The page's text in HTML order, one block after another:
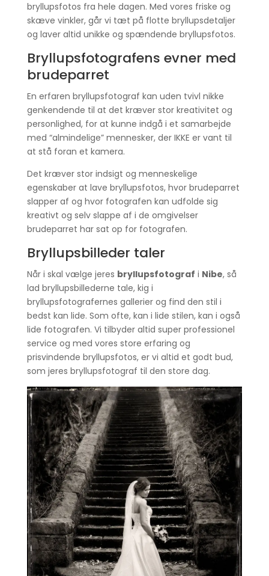
bryllupsfotos fra hele dagen. Med vores friske og
skæve vinkler, går vi tæt på flotte bryllupsdetaljer
og laver altid unikke og spændende bryllupsfotos.
Bryllupsfotografens evner med
brudeparret
En erfaren bryllupsfotograf kan uden tvivl nikke
genkendende til at det kræver stor kreativitet og
personlighed, for at kunne indgå i et samarbejde
med “almindelige” mennesker, der IKKE er vant til
at stå foran et kamera.
Det kræver stor indsigt og menneskelige
egenskaber at lave bryllupsfotos, hvor brudeparret
slapper af og hvor fotografen kan udfolde sig
kreativt og selv slappe af i de omgivelser
brudeparret har sat op for fotografen.
Bryllupsbilleder taler
Når i skal vælge jeres bryllupsfotograf i Nibe, så
lad bryllupsbillederne tale, kig i
bryllupsfotografernes gallerier og find den stil i
bedst kan lide. Som ofte, kan i lide stilen, kan i også
lide fotografen. Vi tilbyder altid super professionel
service og med vores store erfaring og
prisvindende bryllupsfotos, er vi altid et godt bud,
som jeres bryllupsfotograf til den store dag.